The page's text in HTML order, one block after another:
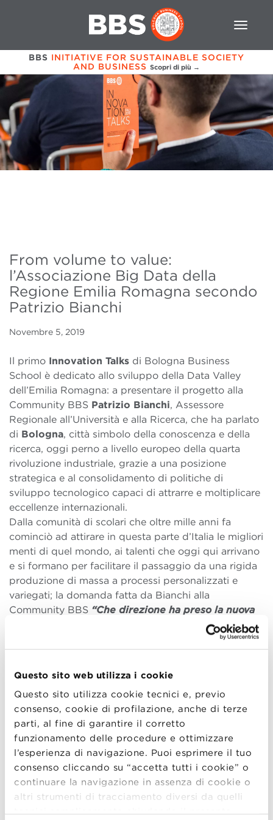
Questo sito web utilizza i cookie
Questo sito utilizza cookie tecnici e, previo
consenso, cookie di profilazione, anche di terze
parti, al fine di garantire il corretto
funzionamento delle procedure e ottimizzare
l’esperienza di navigazione. Puoi esprimere il tuo
consenso cliccando su “accetta tutti i cookie” o
continuare la navigazione in assenza di cookie o
altri strumenti di tracciamento diversi da quelli
tecnici semplicemente chiudendo il presente
BBS INITIATIVE FOR SUSTAINABLE SOCIETY
AND BUSINESS Scopri di più →
From volume to value:
l’Associazione Big Data della
Regione Emilia Romagna secondo
Patrizio Bianchi
Novembre 5, 2019
Il primo Innovation Talks di Bologna Business
School è dedicato allo sviluppo della Data Valley
dell’Emilia Romagna: a presentare il progetto alla
Community BBS Patrizio Bianchi, Assessore
Regionale all’Università e alla Ricerca, che ha parlato
di Bologna, città simbolo della conoscenza e della
ricerca, oggi perno a livello europeo della quarta
rivoluzione industriale, grazie a una posizione
strategica e al consolidamento di politiche di
sviluppo tecnologico capaci di attrarre e moltiplicare
eccellenze internazionali.
Dalla comunità di scolari che oltre mille anni fa
cominciò ad attirare in questa parte d’Italia le migliori
menti di quel mondo, ai talenti che oggi qui arrivano
e si formano per facilitare il passaggio da una rigida
produzione di massa a processi personalizzati e
variegati; la domanda fatta da Bianchi alla
Community BBS “Che direzione ha preso la nuova
mette in luce lo
spostamento del baricentro della storia industriale
del nostro Paese dal triangolo Milano, Genova e
traino economico della Germania, la rivoluzione
dell’industria 4.0 e la forza dell’euro.
Bologna, grazie ad accortepolitiche di sviluppo
saputo giocare un ruolo decisivo nel passaggio dai
distretti industriali classici agli “eco-systems”, e il
Patto del lavoro del 2015 ha avviato una serie di
investimenti nelle infrastrutture di ricerca, con
l’obiettivo di creare nel proprio territorio un HUB